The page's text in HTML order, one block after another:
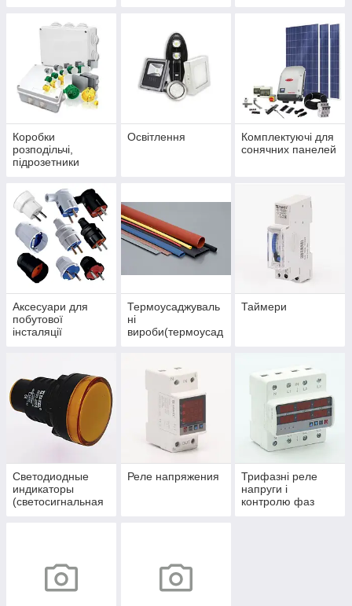
Коробки
розподільчі,
підрозетники
Освітлення
Комплектуючі для
сонячних панелей
Аксесуари для
побутової
інсталяції
Термоусаджуваль
ні
вироби(термоусад
Таймери
Светодиодные
индикаторы
(светосигнальная
Реле напряжения
Трифазні реле
напруги і
контролю фаз